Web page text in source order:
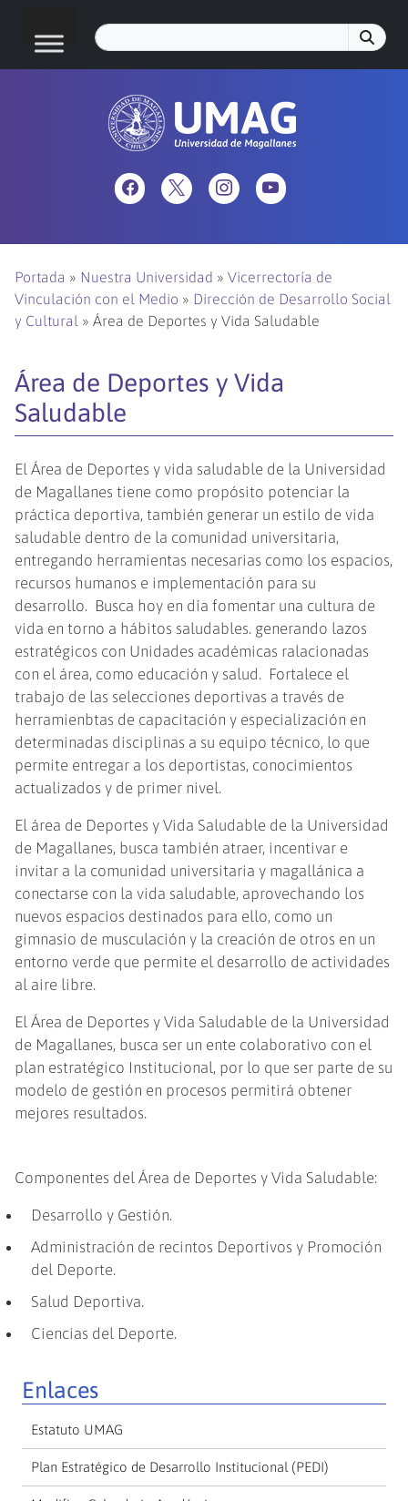
Portada » Nuestra Universidad »Vicerrectoría de
Vinculación con el Medio » Dirección de Desarrollo Social
y Cultural » Área de Deportes y Vida Saludable
Área de Deportes y Vida
Saludable
El Área de Deportes y vida saludable de la Universidad
de Magallanes tiene como propósito potenciar la
práctica deportiva, también generar un estilo de vida
saludable dentro de la comunidad universitaria,
entregando herramientas necesarias como los espacios,
recursos humanos e implementación para su
desarrollo. Busca hoy en día fomentar una cultura de
vida en torno a hábitos saludables. generando lazos
estratégicos con Unidades académicas ralacionadas
con el área, como educación y salud. Fortalece el
trabajo de las selecciones deportivas a través de
herramienbtas de capacitación y especialización en
determinadas disciplinas a su equipo técnico, lo que
permite entregar a los deportistas, conocimientos
actualizados y de primer nivel.
El área de Deportes y Vida Saludable de la Universidad
de Magallanes, busca también atraer, incentivar e
invitar a la comunidad universitaria y magallánica a
conectarse con la vida saludable, aprovechando los
nuevos espacios destinados para ello, como un
gimnasio de musculación y la creación de otros en un
entorno verde que permite el desarrollo de actividades
al aire libre.
El Área de Deportes y Vida Saludable de la Universidad
de Magallanes, busca ser un ente colaborativo con el
plan estratégico Institucional, por lo que ser parte de su
modelo de gestión en procesos permitirá obtener
mejores resultados.
Componentes del Área de Deportes y Vida Saludable:
Desarrollo y Gestión.
Administración de recintos Deportivos y Promoción
del Deporte.
Salud Deportiva.
Ciencias del Deporte.
Enlaces
Estatuto UMAG
Plan Estratégico de Desarrollo Institucional (PEDI)